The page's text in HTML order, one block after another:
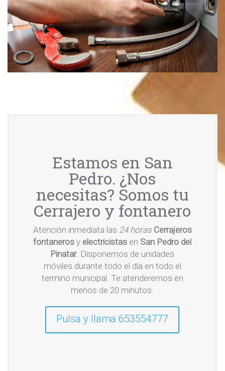
Estamos en San
Pedro. ¿Nos
necesitas? Somos tu
Cerrajero y fontanero
Atención inmediata las 24 horas Cerrajeros
fontaneros y electricistas en San Pedro del
Pinatar. Disponemos de unidades
móviles durante todo el día en todo el
termino municipal. Te atenderemos en
menos de 20 minutos.
Pulsa y llama 653554777